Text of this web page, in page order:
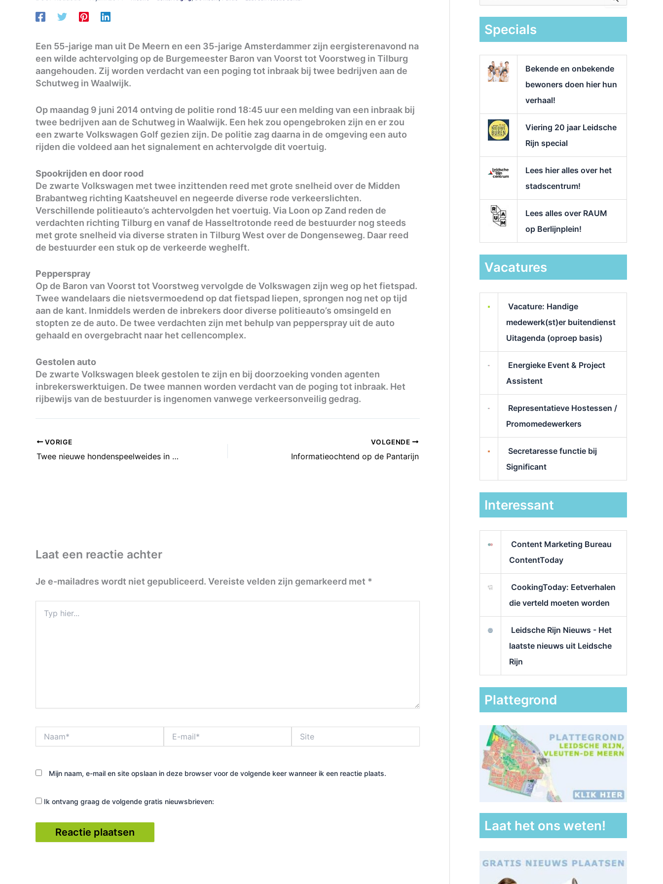
Een 55-jarige man uit De Meern en een 35-jarige Amsterdammer zijn eergisterenavond na
een wilde achtervolging op de Burgemeester Baron van Voorst tot Voorstweg in Tilburg
aangehouden. Zij worden verdacht van een poging tot inbraak bij twee bedrijven aan de
Schutweg in Waalwijk.
Op maandag 9 juni 2014 ontving de politie rond 18:45 uur een melding van een inbraak bij
twee bedrijven aan de Schutweg in Waalwijk. Een hek zou opengebroken zijn en er zou
een zwarte Volkswagen Golf gezien zijn. De politie zag daarna in de omgeving een auto
rijden die voldeed aan het signalement en achtervolgde dit voertuig.
Spookrijden en door rood
De zwarte Volkswagen met twee inzittenden reed met grote snelheid over de Midden
Brabantweg richting Kaatsheuvel en negeerde diverse rode verkeerslichten.
Verschillende politieauto’s achtervolgden het voertuig. Via Loon op Zand reden de
verdachten richting Tilburg en vanaf de Hasseltrotonde reed de bestuurder nog steeds
met grote snelheid via diverse straten in Tilburg West over de Dongenseweg. Daar reed
de bestuurder een stuk op de verkeerde weghelft.
Pepperspray
Op de Baron van Voorst tot Voorstweg vervolgde de Volkswagen zijn weg op het fietspad.
Twee wandelaars die nietsvermoedend op dat fietspad liepen, sprongen nog net op tijd
aan de kant. Inmiddels werden de inbrekers door diverse politieauto’s omsingeld en
stopten ze de auto. De twee verdachten zijn met behulp van pepperspray uit de auto
gehaald en overgebracht naar het cellencomplex.
Gestolen auto
De zwarte Volkswagen bleek gestolen te zijn en bij doorzoeking vonden agenten
inbrekerswerktuigen. De twee mannen worden verdacht van de poging tot inbraak. Het
rijbewijs van de bestuurder is ingenomen vanwege verkeersonveilig gedrag.
VORIGE
Twee nieuwe hondenspeelweides in Leidsche Rijn
VOLGENDE
Informatieochtend op de Pantarijn
Laat een reactie achter
Je e-mailadres wordt niet gepubliceerd. Vereiste velden zijn gemarkeerd met *
hier...
mail*
Mijn naam, e-mail en site opslaan in deze browser voor de volgende keer wanneer ik een reactie plaats.
Ik ontvang graag de volgende gratis nieuwsbrieven:
k
Specials
Bekende en onbekende
bewoners doen hier hun
verhaal!
Viering 20 jaar Leidsche
Rijn special
Lees hier alles over het
stadscentrum!
Lees alles over RAUM
op Berlijnplein!
Vacatures
Vacature: Handige
medewerk(st)er buitendienst
Uitagenda (oproep basis)
Energieke Event & Project
Assistent
Representatieve Hostessen /
Promomedewerkers
Secretaresse functie bij
Significant
Interessant
Content Marketing Bureau
ContentToday
CookingToday: Eetverhalen
die verteld moeten worden
Leidsche Rijn Nieuws - Het
laatste nieuws uit Leidsche
Rijn
Plattegrond
Laat het ons weten!